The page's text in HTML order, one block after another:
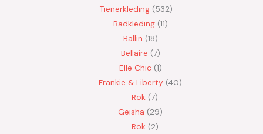
Tienerkleding 532
Badkleding 11
Ballin 18
Bellaire 7
Elle Chic 1
Frankie & Liberty 40
Rok 7
Geisha
29
Rok 2